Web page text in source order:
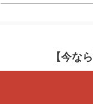
【今な